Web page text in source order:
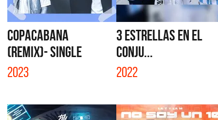
COPACABANA
(REMIX)- SINGLE
2023
3 ESTRELLAS EN EL
CONJU...
2022